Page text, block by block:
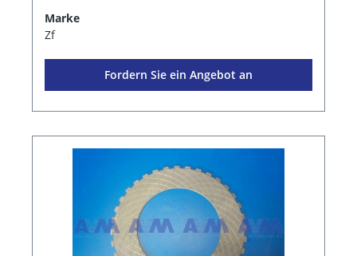
Marke
Zf
Fordern Sie ein Angebot an